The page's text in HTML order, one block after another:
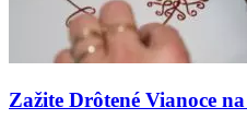
Zažite Drôtené Vianoce